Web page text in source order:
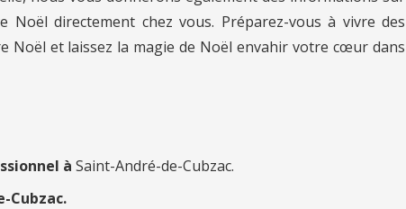
directement chez vous. Préparez-vous à vivre des
Noël et laissez la magie de Noël envahir votre cœur dans
à Saint-André-de-Cubzac.
Cubzac.